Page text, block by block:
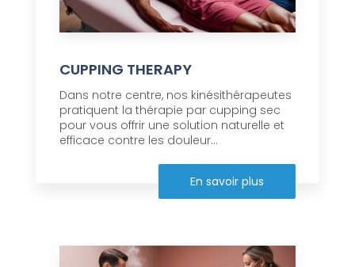
CUPPING THERAPY
Dans notre centre, nos kinésithérapeutes
pratiquent la thérapie par cupping sec
pour vous offrir une solution naturelle et
efficace contre les douleur...
En savoir plus